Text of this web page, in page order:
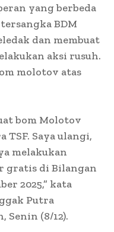
yang berbeda
BDM
dan membuat
aksi rusuh.
molotov atas
bom Molotov
TSF. Saya ulangi,
melakukan
gratis di Bilangan
2025,” kata
Putra
Senin (8/12).